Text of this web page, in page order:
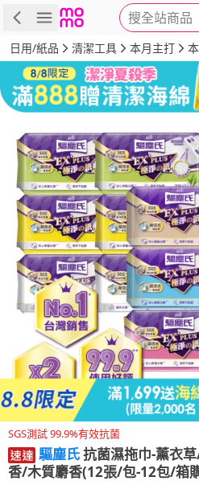
搜全站商品
商品 評價 詳情
日用/紙品 清潔工具 本月主打
SGS測試 99.9%有效抗菌
驅塵氏抗菌濕拖巾-薰衣
香/木質麝香(12張/包-12包/箱